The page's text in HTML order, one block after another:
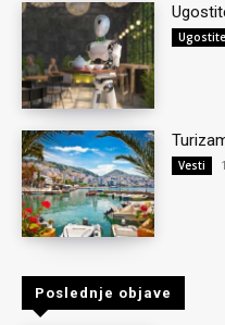
Vesti
Poslednje objave